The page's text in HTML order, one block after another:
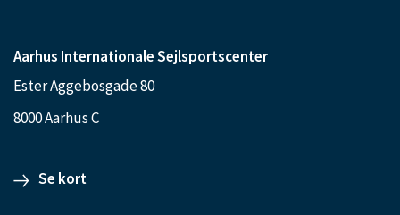
Aarhus Internationale Sejlsportscenter
Ester Aggebosgade 80
8000 Aarhus C
Se kort